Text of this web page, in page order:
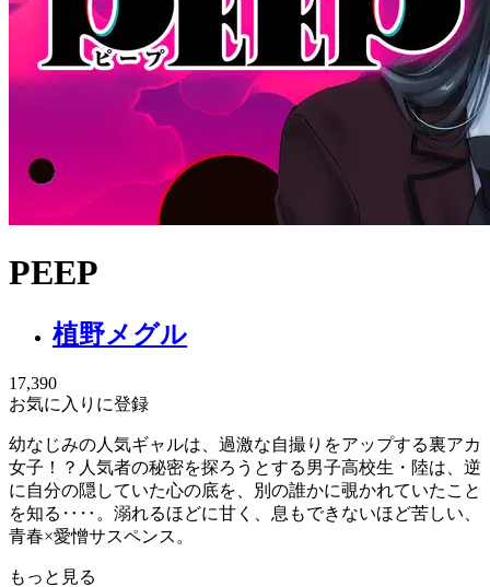
PEEP
植野メグル
17,390
お気に入りに登録
幼なじみの人気ギャルは、過激な自撮りをアップする裏アカ
女子！？人気者の秘密を探ろうとする男子高校生・陸は、逆
に自分の隠していた心の底を、別の誰かに覗かれていたこと
を知る‥‥。溺れるほどに甘く、息もできないほど苦しい、
青春×愛憎サスペンス。
もっと見る